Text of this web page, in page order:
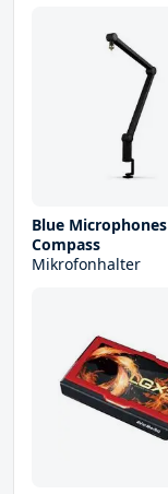
Blue Microphones
Compass
Mikrofonhalter